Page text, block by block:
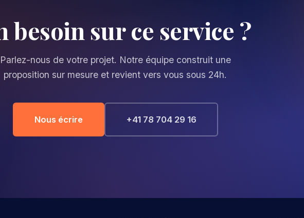
besoin sur ce service ?
Parlez-nous de votre projet. Notre équipe construit une
proposition sur mesure et revient vers vous sous 24h.
Nous écrire +41 78 704 29 16